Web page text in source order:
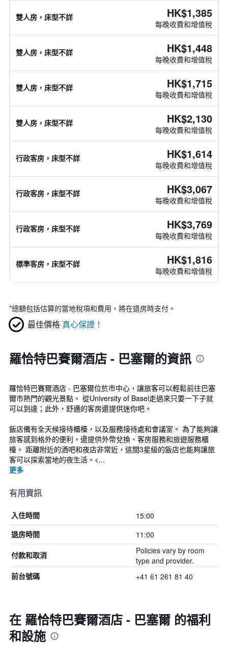
雙人房，床型不詳 HK$1,385
每晚收費和增值稅
雙人房，床型不詳 HK$1,448
每晚收費和增值稅
雙人房，床型不詳 HK$1,715
每晚收費和增值稅
雙人房，床型不詳 HK$2,130
每晚收費和增值稅
行政客房，床型不詳 HK$1,614
每晚收費和增值稅
行政客房，床型不詳 HK$3,067
每晚收費和增值稅
行政客房，床型不詳 HK$3,769
每晚收費和增值稅
標準客房，床型不詳 HK$1,816
每晚收費和增值稅
*總額包括估算的當地稅項和費用，將在退房時支付。
最佳價格 真心保證！
羅恰特巴賽爾酒店 - 巴塞爾的資訊
羅恰特巴賽爾酒店 - 巴塞爾位於市中心，讓旅客可以輕鬆前往巴塞
爾市熱門的觀光景點。 從University of Basel走過來只要一下子就
可以到達；此外，舒適的客房還提供迷你吧。
飯店備有全天候接待櫃檯，以及服務接待處和會議室。 為了能夠讓
旅客感到格外的便利，還提供外幣兌換、客房服務和旅遊服務櫃
檯。 距離附近的酒吧和夜店非常近，這間3星級的飯店也能夠讓旅
客可以探索當地的夜生活。<...
更多
有用資訊
入住時間 15:00
退房時間 11:00
付款和取消
Policies vary by room
type and provider.
前台號碼 +41 61 261 81 40
在 羅恰特巴賽爾酒店 - 巴塞爾 的福利
和設施